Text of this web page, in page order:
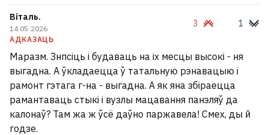
Віталь.
14.05.2026
АДКАЗАЦЬ
3 1
Маразм. Знпсіць і будаваць на іх месцы высокі - ня
выгадна. А ўкладаецца ў татальную рэнавацыю і
рамонт гэтага г-на - выгадна. А як яна збіраецца
рамантаваць стыкі і вузлы мацавання панэляў да
калонаў? Там жа ж ўсё даўно паржавела! Смех, ды й
годзе.